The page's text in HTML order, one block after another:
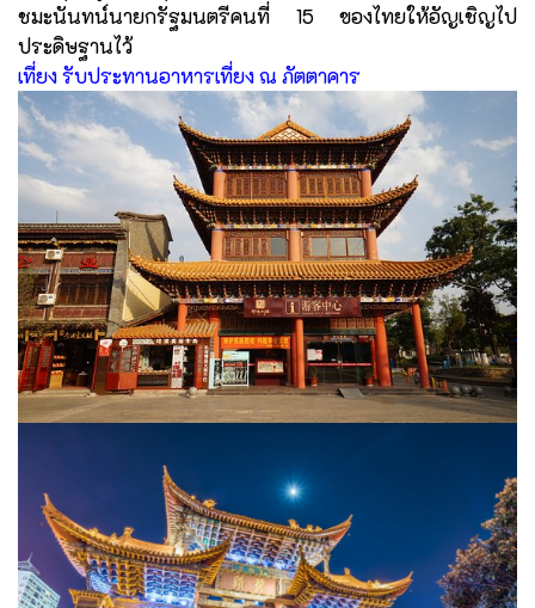
ชมะนันทน์นายกรัฐมนตรีคนที่ 15 ของไทยให้อัญเชิญไป
ประดิษฐานไว้
เที่ยง รับประทานอาหารเที่ยง ณ ภัตตาคาร